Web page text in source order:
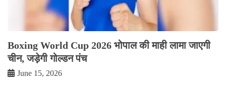
Boxing World Cup 2026 भोपाल की माही लामा जाएगी
चीन, जड़ेगी गोल्डन पंच
June 15, 2026